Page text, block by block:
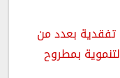
تفقدية بعدد من
بمطروح